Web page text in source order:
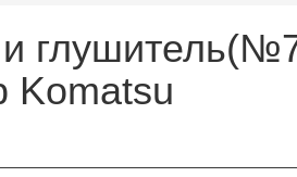
Komatsu